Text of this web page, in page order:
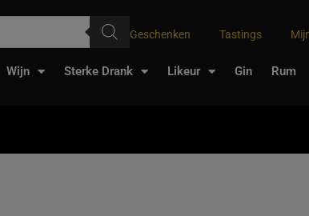
Geschenken Tastings
Wijn Sterke Drank Likeur Gin Rum